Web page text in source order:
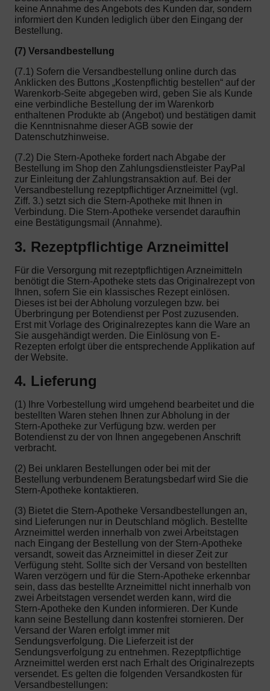
keine Annahme des Angebots des Kunden dar, sondern
informiert den Kunden lediglich über den Eingang der
Bestellung.
(7) Versandbestellung
(7.1) Sofern die Versandbestellung online durch das
Anklicken des Buttons „Kostenpflichtig bestellen“ auf der
Warenkorb-Seite abgegeben wird, geben Sie als Kunde
eine verbindliche Bestellung der im Warenkorb
enthaltenen Produkte ab (Angebot) und bestätigen damit
die Kenntnisnahme dieser AGB sowie der
Datenschutzhinweise.
(7.2) Die Stern-Apotheke fordert nach Abgabe der
Bestellung im Shop den Zahlungsdienstleister PayPal
zur Einleitung der Zahlungstransaktion auf. Bei der
Versandbestellung rezeptpflichtiger Arzneimittel (vgl.
Ziff. 3.) setzt sich die Stern-Apotheke mit Ihnen in
Verbindung. Die Stern-Apotheke versendet daraufhin
eine Bestätigungsmail (Annahme).
3. Rezeptpflichtige Arzneimittel
Für die Versorgung mit rezeptpflichtigen Arzneimitteln
benötigt die Stern-Apotheke stets das Originalrezept von
Ihnen, sofern Sie ein klassisches Rezept einlösen.
Dieses ist bei der Abholung vorzulegen bzw. bei
Überbringung per Botendienst per Post zuzusenden.
Erst mit Vorlage des Originalrezeptes kann die Ware an
Sie ausgehändigt werden. Die Einlösung von E-
Rezepten erfolgt über die entsprechende Applikation auf
der Website.
4. Lieferung
(1) Ihre Vorbestellung wird umgehend bearbeitet und die
bestellten Waren stehen Ihnen zur Abholung in der
Stern-Apotheke zur Verfügung bzw. werden per
Botendienst zu der von Ihnen angegebenen Anschrift
verbracht.
(2) Bei unklaren Bestellungen oder bei mit der
Bestellung verbundenem Beratungsbedarf wird Sie die
Stern-Apotheke kontaktieren.
(3) Bietet die Stern-Apotheke Versandbestellungen an,
sind Lieferungen nur in Deutschland möglich. Bestellte
Arzneimittel werden innerhalb von zwei Arbeitstagen
nach Eingang der Bestellung von der Stern-Apotheke
versandt, soweit das Arzneimittel in dieser Zeit zur
Verfügung steht. Sollte sich der Versand von bestellten
Waren verzögern und für die Stern-Apotheke erkennbar
sein, dass das bestellte Arzneimittel nicht innerhalb von
zwei Arbeitstagen versendet werden kann, wird die
Stern-Apotheke den Kunden informieren. Der Kunde
kann seine Bestellung dann kostenfrei stornieren. Der
Versand der Waren erfolgt immer mit
Sendungsverfolgung. Die Lieferzeit ist der
Sendungsverfolgung zu entnehmen. Rezeptpflichtige
Arzneimittel werden erst nach Erhalt des Originalrezepts
versendet. Es gelten die folgenden Versandkosten für
Versandbestellungen: